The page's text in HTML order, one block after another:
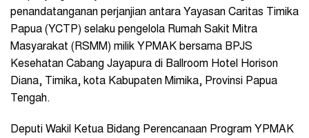
penandatanganan perjanjian antara Yayasan Caritas Timika
Papua (YCTP) selaku pengelola Rumah Sakit Mitra
Masyarakat (RSMM) milik YPMAK bersama BPJS
Kesehatan Cabang Jayapura di Ballroom Hotel Horison
Diana, Timika, kota Kabupaten Mimika, Provinsi Papua
Tengah.
Deputi Wakil Ketua Bidang Perencanaan Program YPMAK